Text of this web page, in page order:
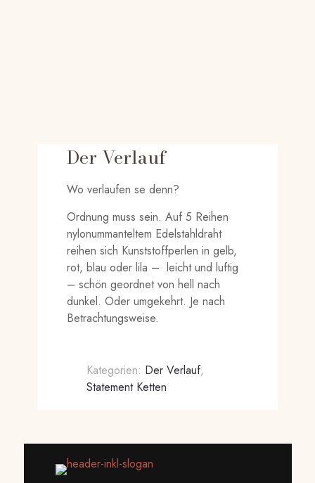
Der Verlauf
Wo verlaufen se denn?
Ordnung muss sein. Auf 5 Reihen
nylonummanteltem Edelstahldraht
reihen sich Kunststoffperlen in gelb,
rot, blau oder lila – leicht und luftig
– schön geordnet von hell nach
dunkel. Oder umgekehrt. Je nach
Betrachtungsweise.
Kategorien: Der Verlauf,
Statement Ketten